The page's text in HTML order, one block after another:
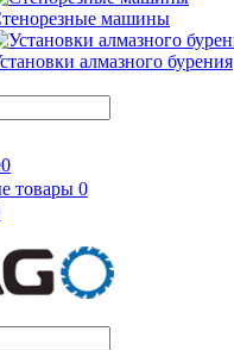
машины
алмазного бурения
0
товары 0